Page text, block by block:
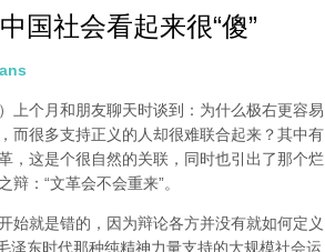
国社会看起来很“傻”
上个月和朋友聊天时谈到：为什么极右更容易
而很多支持正义的人却很难联合起来？其中有
，这是个很自然的关联，同时也引出了那个烂
辩：“文革会不会重来”。
始就是错的，因为辩论各方并没有就如何定义
泽东时代那种纯精神力量支持的大规模社会运